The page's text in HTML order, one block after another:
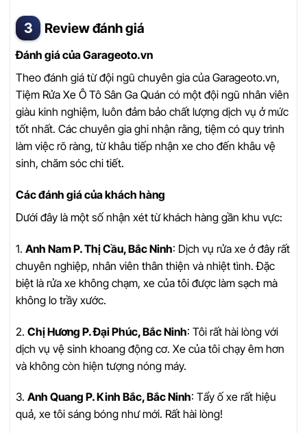
Review đánh giá
Đánh giá của Garageoto.vn
Theo đánh giá từ đội ngũ chuyên gia của Garageoto.vn,
Tiệm Rửa Xe Ô Tô Sân Ga Quán có một đội ngũ nhân viên
giàu kinh nghiệm, luôn đảm bảo chất lượng dịch vụ ở mức
tốt nhất. Các chuyên gia ghi nhận rằng, tiệm có quy trình
làm việc rõ ràng, từ khâu tiếp nhận xe cho đến khâu vệ
sinh, chăm sóc chi tiết.
Các đánh giá của khách hàng
Dưới đây là một số nhận xét từ khách hàng gần khu vực:
1. Anh Nam P. Thị Cầu, Bắc Ninh: Dịch vụ rửa xe ở đây rất
chuyên nghiệp, nhân viên thân thiện và nhiệt tình. Đặc
biệt là rửa xe không chạm, xe của tôi được làm sạch mà
không lo trầy xước.
2. Chị Hương P. Đại Phúc, Bắc Ninh: Tôi rất hài lòng với
dịch vụ vệ sinh khoang động cơ. Xe của tôi chạy êm hơn
và không còn hiện tượng nóng máy.
3. Anh Quang P. Kinh Bắc, Bắc Ninh: Tẩy ố xe rất hiệu
quả, xe tôi sáng bóng như mới. Rất hài lòng!